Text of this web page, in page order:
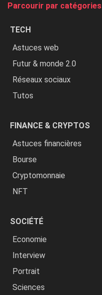
Parcourir par catégories
TECH
Astuces web
Futur & monde 2.0
Réseaux sociaux
Tutos
FINANCE & CRYPTOS
Astuces financières
Bourse
Cryptomonnaie
NFT
SOCIÉTÉ
Economie
Interview
Portrait
Sciences